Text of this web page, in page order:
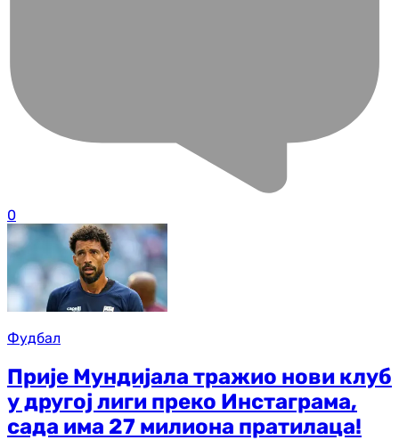
0
Фудбал
Прије Мундијала тражио нови клуб
у другој лиги преко Инстаграма,
сада има 27 милиона пратилаца!